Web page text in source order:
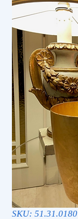
SKU: 51.31.0180